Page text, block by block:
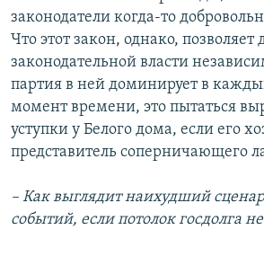
законодатели когда-то
Что этот закон, однако, позволяет
законодательной власти
партия в ней доминирует в
момент времени, это пытаться
уступки у Белого дома, если его
представитель соперничающего
– Как выглядит наихудший
событий, если потолок госдолга